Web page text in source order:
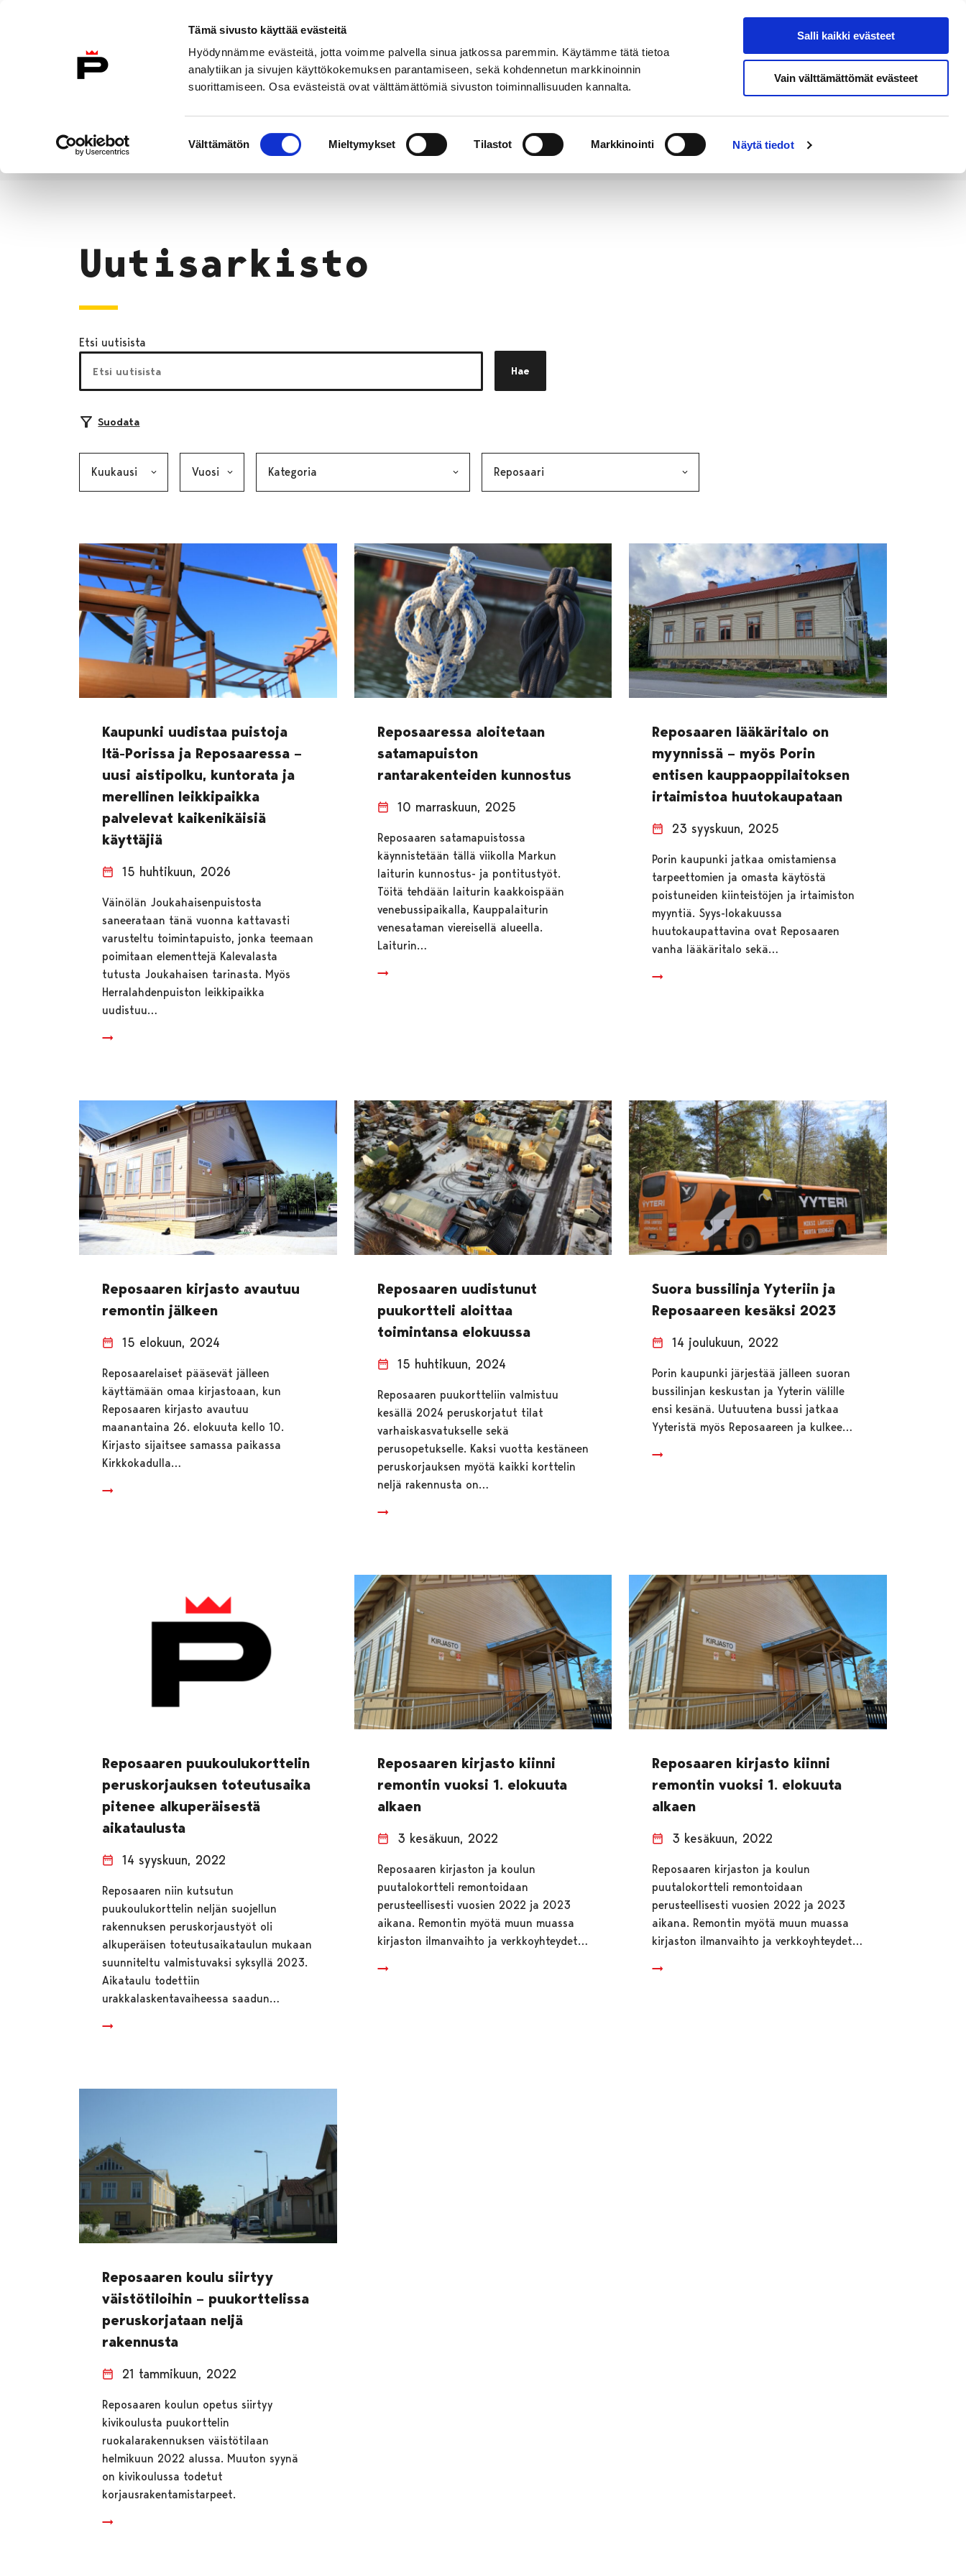
Tämä sivusto käyttää evästeitä
Hyödynnämme evästeitä, jotta voimme palvella sinua jatkossa paremmin. Käytämme tätä tietoa
analytiikan ja sivujen käyttökokemuksen parantamiseen, sekä kohdennetun markkinoinnin
suorittamiseen. Osa evästeistä ovat välttämättömiä sivuston toiminnallisuuden kannalta.
valinta
Välttämätön Mieltymykset Tilastot Markkinointi Näytä tiedot
Salli kaikki evästeet
Vain välttämättömät evästeet
Etusivulle
Hae sivustolta
Etusivu
Uutisarkisto
Etsi uutisista
Hae
Suodata
Kaupunki uudistaa puistoja
Itä-Porissa ja Reposaaressa –
uusi aistipolku, kuntorata ja
merellinen leikkipaikka
palvelevat kaikenikäisiä
käyttäjiä
15 huhtikuun, 2026
Väinölän Joukahaisenpuistosta
saneerataan tänä vuonna kattavasti
varusteltu toimintapuisto, jonka teemaan
poimitaan elementtejä Kalevalasta
tutusta Joukahaisen tarinasta. Myös
Herralahdenpuiston leikkipaikka
uudistuu…
Reposaaressa aloitetaan
satamapuiston
rantarakenteiden kunnostus
10 marraskuun, 2025
Reposaaren satamapuistossa
käynnistetään tällä viikolla Markun
laiturin kunnostus- ja pontitustyöt.
Töitä tehdään laiturin kaakkoispään
venebussipaikalla, Kauppalaiturin
venesataman viereisellä alueella.
Laiturin…
Reposaaren lääkäritalo on
myynnissä – myös Porin
entisen kauppaoppilaitoksen
irtaimistoa huutokaupataan
23 syyskuun, 2025
Porin kaupunki jatkaa omistamiensa
tarpeettomien ja omasta käytöstä
poistuneiden kiinteistöjen ja irtaimiston
myyntiä. Syys-lokakuussa
huutokaupattavina ovat Reposaaren
vanha lääkäritalo sekä…
Reposaaren kirjasto avautuu
remontin jälkeen
15 elokuun, 2024
Reposaarelaiset pääsevät jälleen
käyttämään omaa kirjastoaan, kun
Reposaaren kirjasto avautuu
maanantaina 26. elokuuta kello 10.
Kirjasto sijaitsee samassa paikassa
Kirkkokadulla…
Reposaaren uudistunut
puukortteli aloittaa
toimintansa elokuussa
15 huhtikuun, 2024
Reposaaren puukortteliin valmistuu
kesällä 2024 peruskorjatut tilat
varhaiskasvatukselle sekä
perusopetukselle. Kaksi vuotta kestäneen
peruskorjauksen myötä kaikki korttelin
neljä rakennusta on…
Suora bussilinja Yyteriin ja
Reposaareen kesäksi 2023
14 joulukuun, 2022
Porin kaupunki järjestää jälleen suoran
bussilinjan keskustan ja Yyterin välille
ensi kesänä. Uutuutena bussi jatkaa
Yyteristä myös Reposaareen ja kulkee…
Reposaaren puukoulukorttelin
peruskorjauksen toteutusaika
pitenee alkuperäisestä
aikataulusta
14 syyskuun, 2022
Reposaaren niin kutsutun
puukoulukorttelin neljän suojellun
rakennuksen peruskorjaustyöt oli
alkuperäisen toteutusaikataulun mukaan
suunniteltu valmistuvaksi syksyllä 2023.
Aikataulu todettiin
urakkalaskentavaiheessa saadun…
Reposaaren kirjasto kiinni
remontin vuoksi 1. elokuuta
alkaen
3 kesäkuun, 2022
Reposaaren kirjaston ja koulun
puutalokortteli remontoidaan
perusteellisesti vuosien 2022 ja 2023
aikana. Remontin myötä muun muassa
kirjaston ilmanvaihto ja verkkoyhteydet…
Reposaaren kirjasto kiinni
remontin vuoksi 1. elokuuta
alkaen
3 kesäkuun, 2022
Reposaaren kirjaston ja koulun
puutalokortteli remontoidaan
perusteellisesti vuosien 2022 ja 2023
aikana. Remontin myötä muun muassa
kirjaston ilmanvaihto ja verkkoyhteydet…
Reposaaren koulu siirtyy
väistötiloihin – puukorttelissa
peruskorjataan neljä
rakennusta
21 tammikuun, 2022
Reposaaren koulun opetus siirtyy
kivikoulusta puukorttelin
ruokalarakennuksen väistötilaan
helmikuun 2022 alussa. Muuton syynä
on kivikoulussa todetut
korjausrakentamistarpeet.